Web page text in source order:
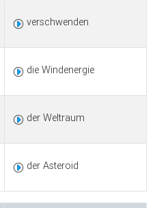
verschwenden
die Windenergie
der Weltraum
der Asteroid